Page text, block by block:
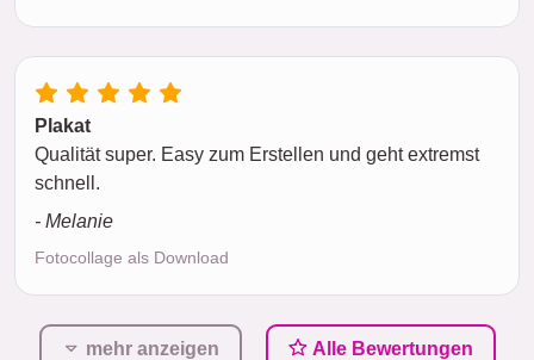
Plakat
Qualität super. Easy zum Erstellen und geht extremst
schnell.
- Melanie
Fotocollage als Download
mehr anzeigen Alle Bewertungen